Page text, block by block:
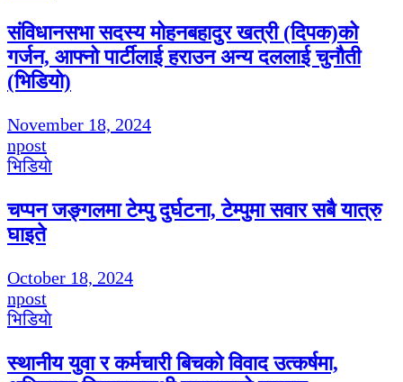
संविधानसभा सदस्य मोहनबहादुर खत्री (दिपक)को
गर्जन, आफ्नो पार्टीलाई हराउन अन्य दललाई चुनौती
(भिडियो)
November 18, 2024
npost
भिडियाे
चप्पन जङ्गलमा टेम्पु दुर्घटना, टेम्पुमा सवार सबै यात्रु
घाइते
October 18, 2024
npost
भिडियाे
स्थानीय युवा र कर्मचारी बिचको विवाद उत्कर्षमा,